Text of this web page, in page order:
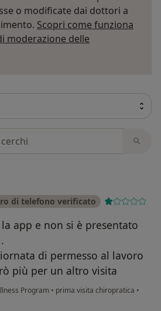
o modificate dai dottori a
Scopri come funziona
moderazione delle
di telefono verificato
app e non si è presentato
di permesso al lavoro
più per un altro visita
Program • prima visita chiropratica •
Federico